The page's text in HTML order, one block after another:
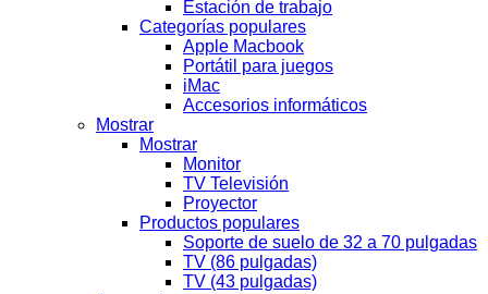
Estación de trabajo
Categorías populares
Apple Macbook
Portátil para juegos
iMac
Accesorios informáticos
Mostrar
Mostrar
Monitor
TV Televisión
Proyector
Productos populares
Soporte de suelo de 32 a 70 pulgadas
TV (86 pulgadas)
TV (43 pulgadas)